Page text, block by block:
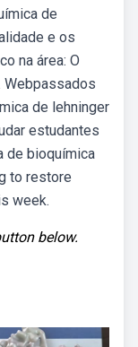
de
e os
na área: O
Webpassados
de lehninger
estudantes
de bioquímica
to restore
week.
below.